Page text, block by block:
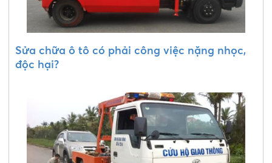
Sửa chữa ô tô có phải công việc nặng nhọc,
độc hại?